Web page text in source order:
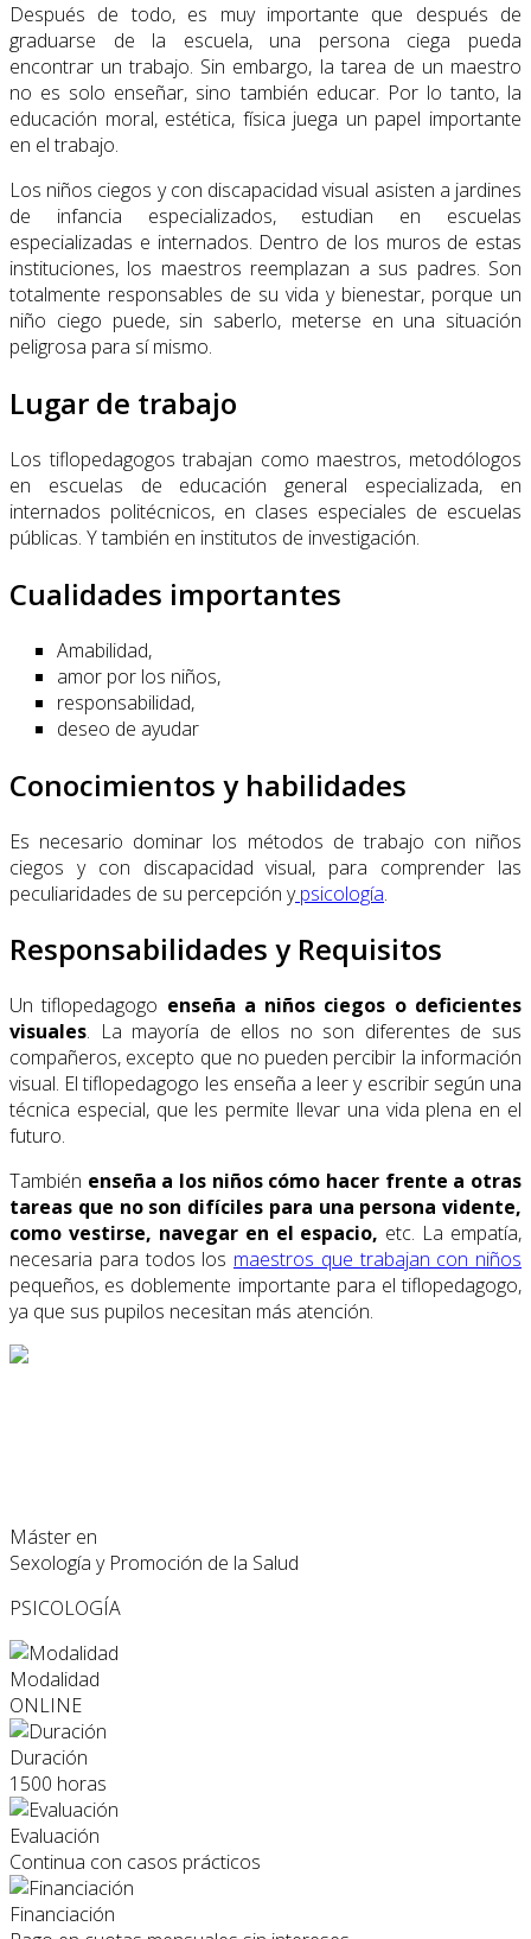
Después de todo, es muy importante que después de
graduarse de la escuela, una persona ciega pueda
encontrar un trabajo. Sin embargo, la tarea de un maestro
no es solo enseñar, sino también educar. Por lo tanto, la
educación moral, estética, física juega un papel importante
en el trabajo.
Los niños ciegos y con discapacidad visual asisten a jardines
de infancia especializados, estudian en escuelas
especializadas e internados. Dentro de los muros de estas
instituciones, los maestros reemplazan a sus padres. Son
totalmente responsables de su vida y bienestar, porque un
niño ciego puede, sin saberlo, meterse en una situación
peligrosa para sí mismo.
Lugar de trabajo
Los tiflopedagogos trabajan como maestros, metodólogos
en escuelas de educación general especializada, en
internados politécnicos, en clases especiales de escuelas
públicas. Y también en institutos de investigación.
Cualidades importantes
Amabilidad,
amor por los niños,
responsabilidad,
deseo de ayudar
Conocimientos y habilidades
Es necesario dominar los métodos de trabajo con niños
ciegos y con discapacidad visual, para comprender las
peculiaridades de su percepción ypsicología.
Responsabilidades y Requisitos
Un tiflopedagogo enseña a niños ciegos o deficientes
visuales. La mayoría de ellos no son diferentes de sus
compañeros, excepto que no pueden percibir la información
visual. El tiflopedagogo les enseña a leer y escribir según una
técnica especial, que les permite llevar una vida plena en el
futuro.
También enseña a los niños cómo hacer frente a otras
tareas que no son difíciles para una persona vidente,
como vestirse, navegar en el espacio, etc. La empatía,
necesaria para todos los maestros que trabajan con niños
pequeños, es doblemente importante para el tiflopedagogo,
ya que sus pupilos necesitan más atención.
Máster en
Sexología y Promoción de la Salud
PSICOLOGÍA
Modalidad
ONLINE
Duración
1500 horas
Evaluación
Continua con casos prácticos
Financiación